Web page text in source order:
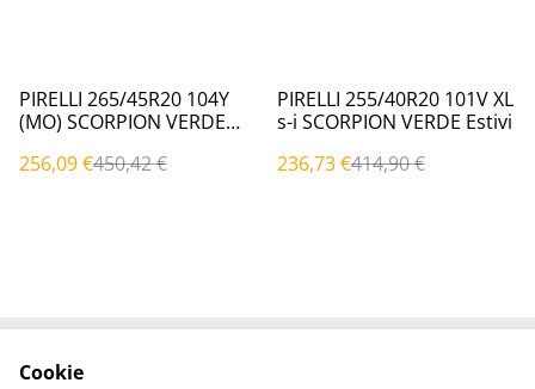
%
PIRELLI 265/45R20 104Y
(MO) SCORPION VERDE
256,09 €450,42 €
%
PIRELLI 255/40R20 101V XL
s-i SCORPION VERDE Estivi
236,73 €414,90 €
Cookie